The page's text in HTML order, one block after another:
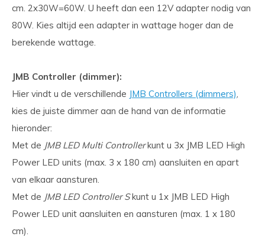
cm. 2x30W=60W. U heeft dan een 12V adapter nodig van
80W. Kies altijd een adapter in wattage hoger dan de
berekende wattage.
JMB Controller (dimmer):
Hier vindt u de verschillende JMB Controllers (dimmers),
kies de juiste dimmer aan de hand van de informatie
hieronder:
Met de JMB LED Multi Controllerkunt u 3x JMB LED High
Power LED units (max. 3 x 180 cm) aansluiten en apart
van elkaar aansturen.
Met de JMB LED Controller Skunt u 1x JMB LED High
Power LED unit aansluiten en aansturen (max. 1 x 180
cm).